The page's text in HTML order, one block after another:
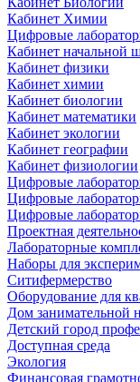
Кабинет Химии
Цифровые
Кабинет начальной
Кабинет физики
Кабинет химии
Кабинет биологии
Кабинет математики
Кабинет экологии
Кабинет географии
Кабинет физиологии
Цифровые
Цифровые
Цифровые
Проектная
Лабораторные
Наборы для
Ситифермерство
Оборудование для
Дом занимательной
Детский город
Доступная среда
Экология
Финансовая